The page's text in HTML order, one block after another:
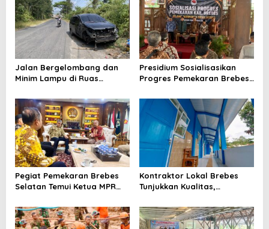
Jalan Bergelombang dan
Minim Lampu di Ruas
Telan Korban, Innova
Hantam Pohon di
Bantarkawung
Presidium Sosialisasikan
Progres Pemekaran Brebes
Pansus DPRD Jateng Jadi
Tahap Berikutnya
Pegiat Pemekaran Brebes
Selatan Temui Ketua MPR
Dukungan Urus Berkas ke
Provinsi
Kontraktor Lokal Brebes
Tunjukkan Kualitas,
Negeri Brebes Rampung